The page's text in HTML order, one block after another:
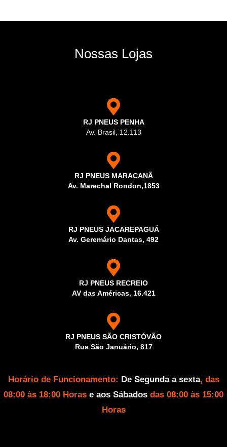
Nossas Lojas
RJ PNEUS PENHA
Av. Brasil, 12.113
RJ PNEUS MARACANÃ
Av. Marechal Rondon,1853
RJ PNEUS JACAREPAGUÁ
Av. Geremário Dantas, 492
RJ PNEUS RECREIO
AV das Américas, 16.421
RJ PNEUS SÃO CRISTÓVÃO
Rua São Januário, 817
Horário de Funcionamento: De Segunda a sexta, das
08:00 às 18:00 Horas e aos Sábados das 08:00 às 15:00
Horas